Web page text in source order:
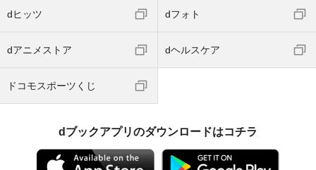
dヒッツ dフォト
dアニメストア dヘルスケア
ドコモスポーツくじ
dブックアプリのダウンロードはコチラ